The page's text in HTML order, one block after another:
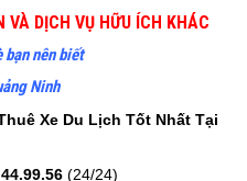
DỊCH VỤ HỮU ÍCH KHÁC
bạn nên biết
Ninh
Xe Du Lịch Tốt Nhất Tại
(24/24)